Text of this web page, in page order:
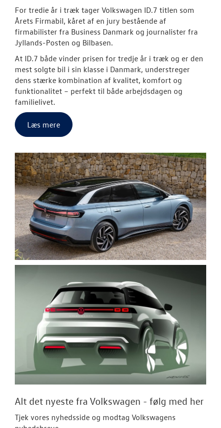
For tredie år i træk tager Volkswagen ID.7 titlen som
Årets Firmabil, kåret af en jury bestående af
firmabilister fra Business Danmark og journalister fra
Jyllands-Posten og Bilbasen.
At ID.7 både vinder prisen for tredje år i træk og er den
mest solgte bil i sin klasse i Danmark, understreger
dens stærke kombination af kvalitet, komfort og
funktionalitet – perfekt til både arbejdsdagen og
familielivet.
Læs mere
Alt det nyeste fra Volkswagen - følg med her
Tjek vores nyhedsside og modtag Volkswagens